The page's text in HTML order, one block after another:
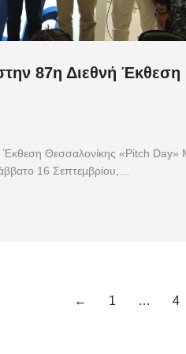
87η Διεθνή Έκθεση
Θεσσαλονίκης «Pitch Day»
16 Σεπτεμβρίου,…
← 1 … 4